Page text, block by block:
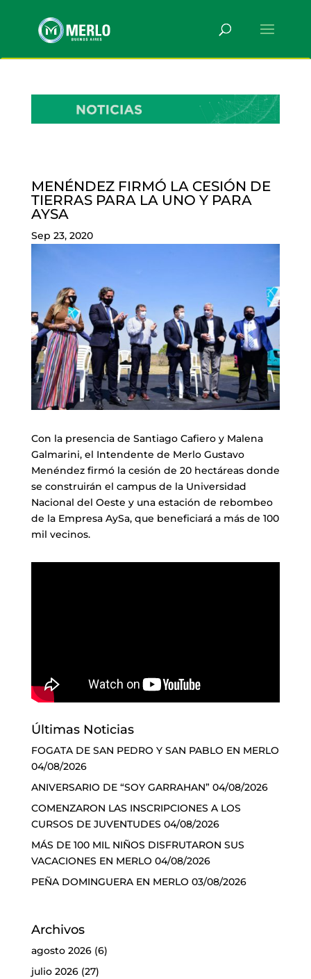
MENÉNDEZ FIRMÓ LA CESIÓN DE
TIERRAS PARA LA UNO Y PARA
AYSA
Sep 23, 2020
Con la presencia de Santiago Cafiero y Malena
Galmarini, el Intendente de Merlo Gustavo
Menéndez firmó la cesión de 20 hectáreas donde
se construirán el campus de la Universidad
Nacional del Oeste y una estación de rebombeo
de la Empresa AySa, que beneficiará a más de 100
mil vecinos.
Últimas Noticias
FOGATA DE SAN PEDRO Y SAN PABLO EN MERLO
04/08/2026
ANIVERSARIO DE “SOY GARRAHAN” 04/08/2026
COMENZARON LAS INSCRIPCIONES A LOS
CURSOS DE JUVENTUDES 04/08/2026
MÁS DE 100 MIL NIÑOS DISFRUTARON SUS
VACACIONES EN MERLO 04/08/2026
PEÑA DOMINGUERA EN MERLO 03/08/2026
Archivos
agosto 2026(6)
julio 2026(27)